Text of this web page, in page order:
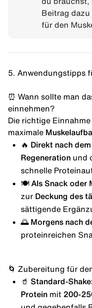
Beitrag
für den
5. Anwendungstipps
⏰ Wann sollte man
einnehmen?
Die richtige
maximale
🔥 Direkt nach
Regenerationund
schnelle
🍽️ Als Snack oder
zur Deckung des
sättigende
🌅 Morgens nach
proteinreichen
🌀 Zubereitung für
🥤 Standard-
Proteinmit 200-